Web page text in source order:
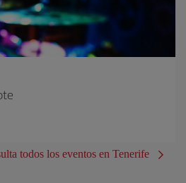
todos los eventos en Tenerife